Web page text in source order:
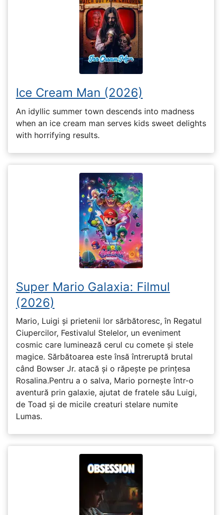
Ice Cream Man (2026)
An idyllic summer town descends into madness
when an ice cream man serves kids sweet delights
with horrifying results.
Super Mario Galaxia: Filmul
(2026)
Mario, Luigi și prietenii lor sărbătoresc, în Regatul
Ciupercilor, Festivalul Stelelor, un eveniment
cosmic care luminează cerul cu comete și stele
magice. Sărbătoarea este însă întreruptă brutal
când Bowser Jr. atacă și o răpește pe prinţesa
Rosalina.Pentru a o salva, Mario pornește într-o
aventură prin galaxie, ajutat de fratele său Luigi,
de Toad și de micile creaturi stelare numite
Lumas.